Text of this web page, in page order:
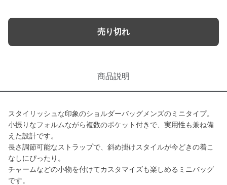
売り切れ
商品説明
スタイリッシュな印象のショルダーバッグメンズのミニタイプ。
小振りなフォルムながら複数のポケット付きで、実用性も兼ね備
えた設計です。
長さ調節可能なストラップで、斜め掛けスタイルが今どきの着こ
なしにぴったり。
チャームなどの小物を付けてカスタマイズも楽しめるミニバッグ
です。